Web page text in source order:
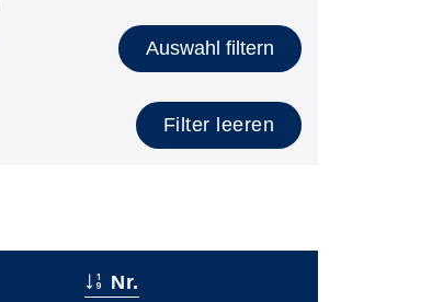
Auswahl filtern
Filter leeren
Nr.